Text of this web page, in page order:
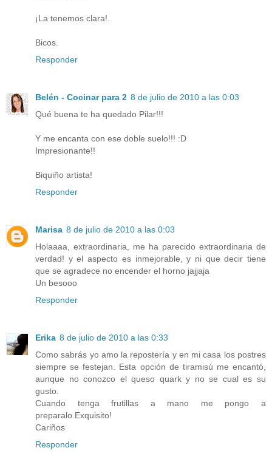
¡La tenemos clara!.
Bicos.
Responder
Belén - Cocinar para 2 8 de julio de 2010 a las 0:03
Qué buena te ha quedado Pilar!!!
Y me encanta con ese doble suelo!!! :D
Impresionante!!
Biquiño artista!
Responder
Marisa 8 de julio de 2010 a las 0:03
Holaaaa, extraordinaria, me ha parecido extraordinaria de
verdad! y el aspecto es inmejorable, y ni que decir tiene
que se agradece no encender el horno jajjaja
Un besooo
Responder
Erika 8 de julio de 2010 a las 0:33
Como sabrás yo amo la repostería y en mi casa los postres
siempre se festejan. Esta opción de tiramisú me encantó,
aunque no conozco el queso quark y no se cual es su
gusto.
Cuando tenga frutillas a mano me pongo a
preparalo.Exquisito!
Cariños
Responder